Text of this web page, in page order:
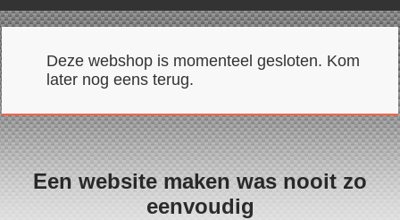
Deze webshop is momenteel gesloten. Kom
later nog eens terug.
Een website maken was nooit zo
eenvoudig